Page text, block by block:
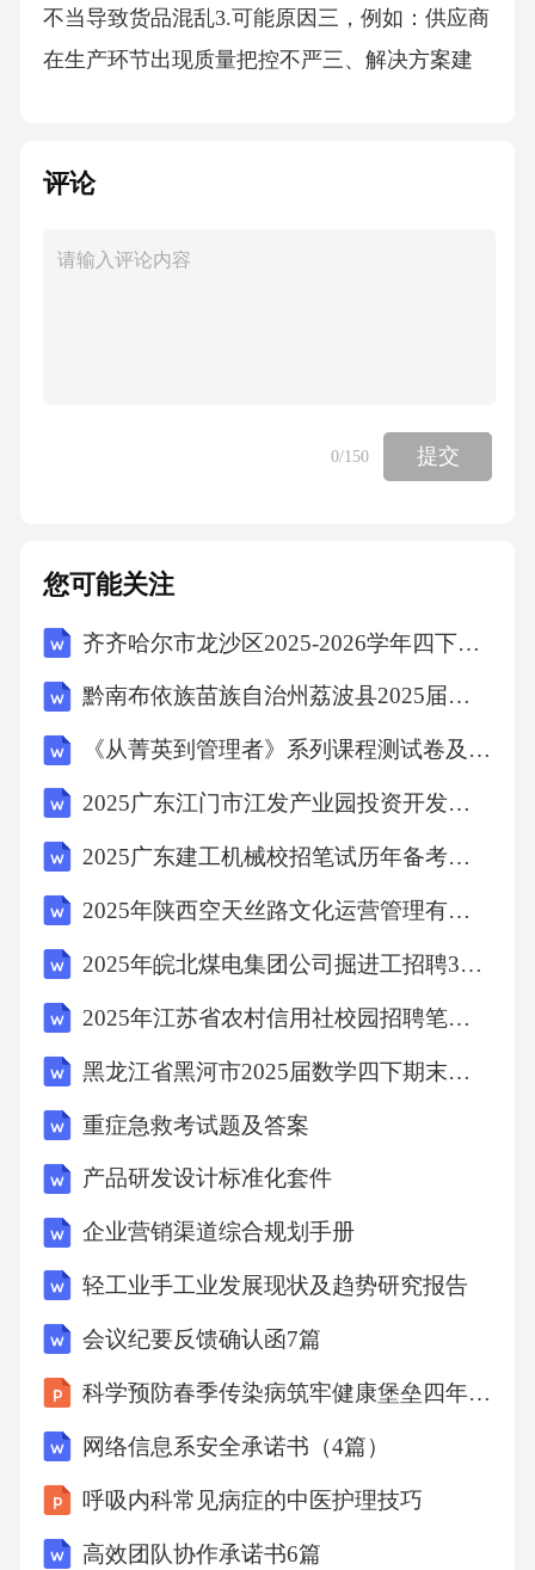
不当导致货品混乱3.可能原因三，例如：供应商
在生产环节出现质量把控不严三、解决方案建
员到我司仓库进行核查，并更换不合格的货品2.
保证货品在存储过程中的安全性3.解决方案三，
事。在具体时间前，我司将安排人员与贵司相
关人员对接，共同推进问题的解决。请您予以
评论
0/150 提交
您可能关注
齐齐哈尔市龙沙区2025-2026学年四下数学期末考试模拟试题含答案
黔南布依族苗族自治州荔波县2025届数学四年级下学期期中联考试题含解析
《从菁英到管理者》系列课程测试卷及答案
2025广东江门市江发产业园投资开发集团有限公司拟聘用人员笔试历年常考点试题专练附带答案详解
2025广东建工机械校招笔试历年备考题库附带答案详解
2025年陕西空天丝路文化运营管理有限责任公司招聘（44人）笔试历年备考题库附带答案详解
2025年皖北煤电集团公司掘进工招聘380名笔试历年难易错考点试卷带答案解析
2025年江苏省农村信用社校园招聘笔试历年典型考题及考点剖析附带答案详解
黑龙江省黑河市2025届数学四下期末学业质量监测试题（含答案）
重症急救考试题及答案
产品研发设计标准化套件
企业营销渠道综合规划手册
轻工业手工业发展现状及趋势研究报告
会议纪要反馈确认函7篇
科学预防春季传染病筑牢健康堡垒四年级主题班会课件
网络信息系安全承诺书（4篇）
呼吸内科常见病症的中医护理技巧
高效团队协作承诺书6篇